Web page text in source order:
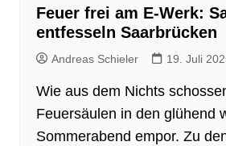
Feuer frei am E-Werk:
entfesseln Saarbrücken
Andreas Schieler 19. Juli
Wie aus dem Nichts
Feuersäulen in den glühend
Sommerabend empor. Zu